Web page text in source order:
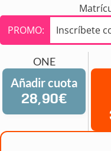
PROMO:
Inscríbete
ONE
Añadir cuota
28,90€